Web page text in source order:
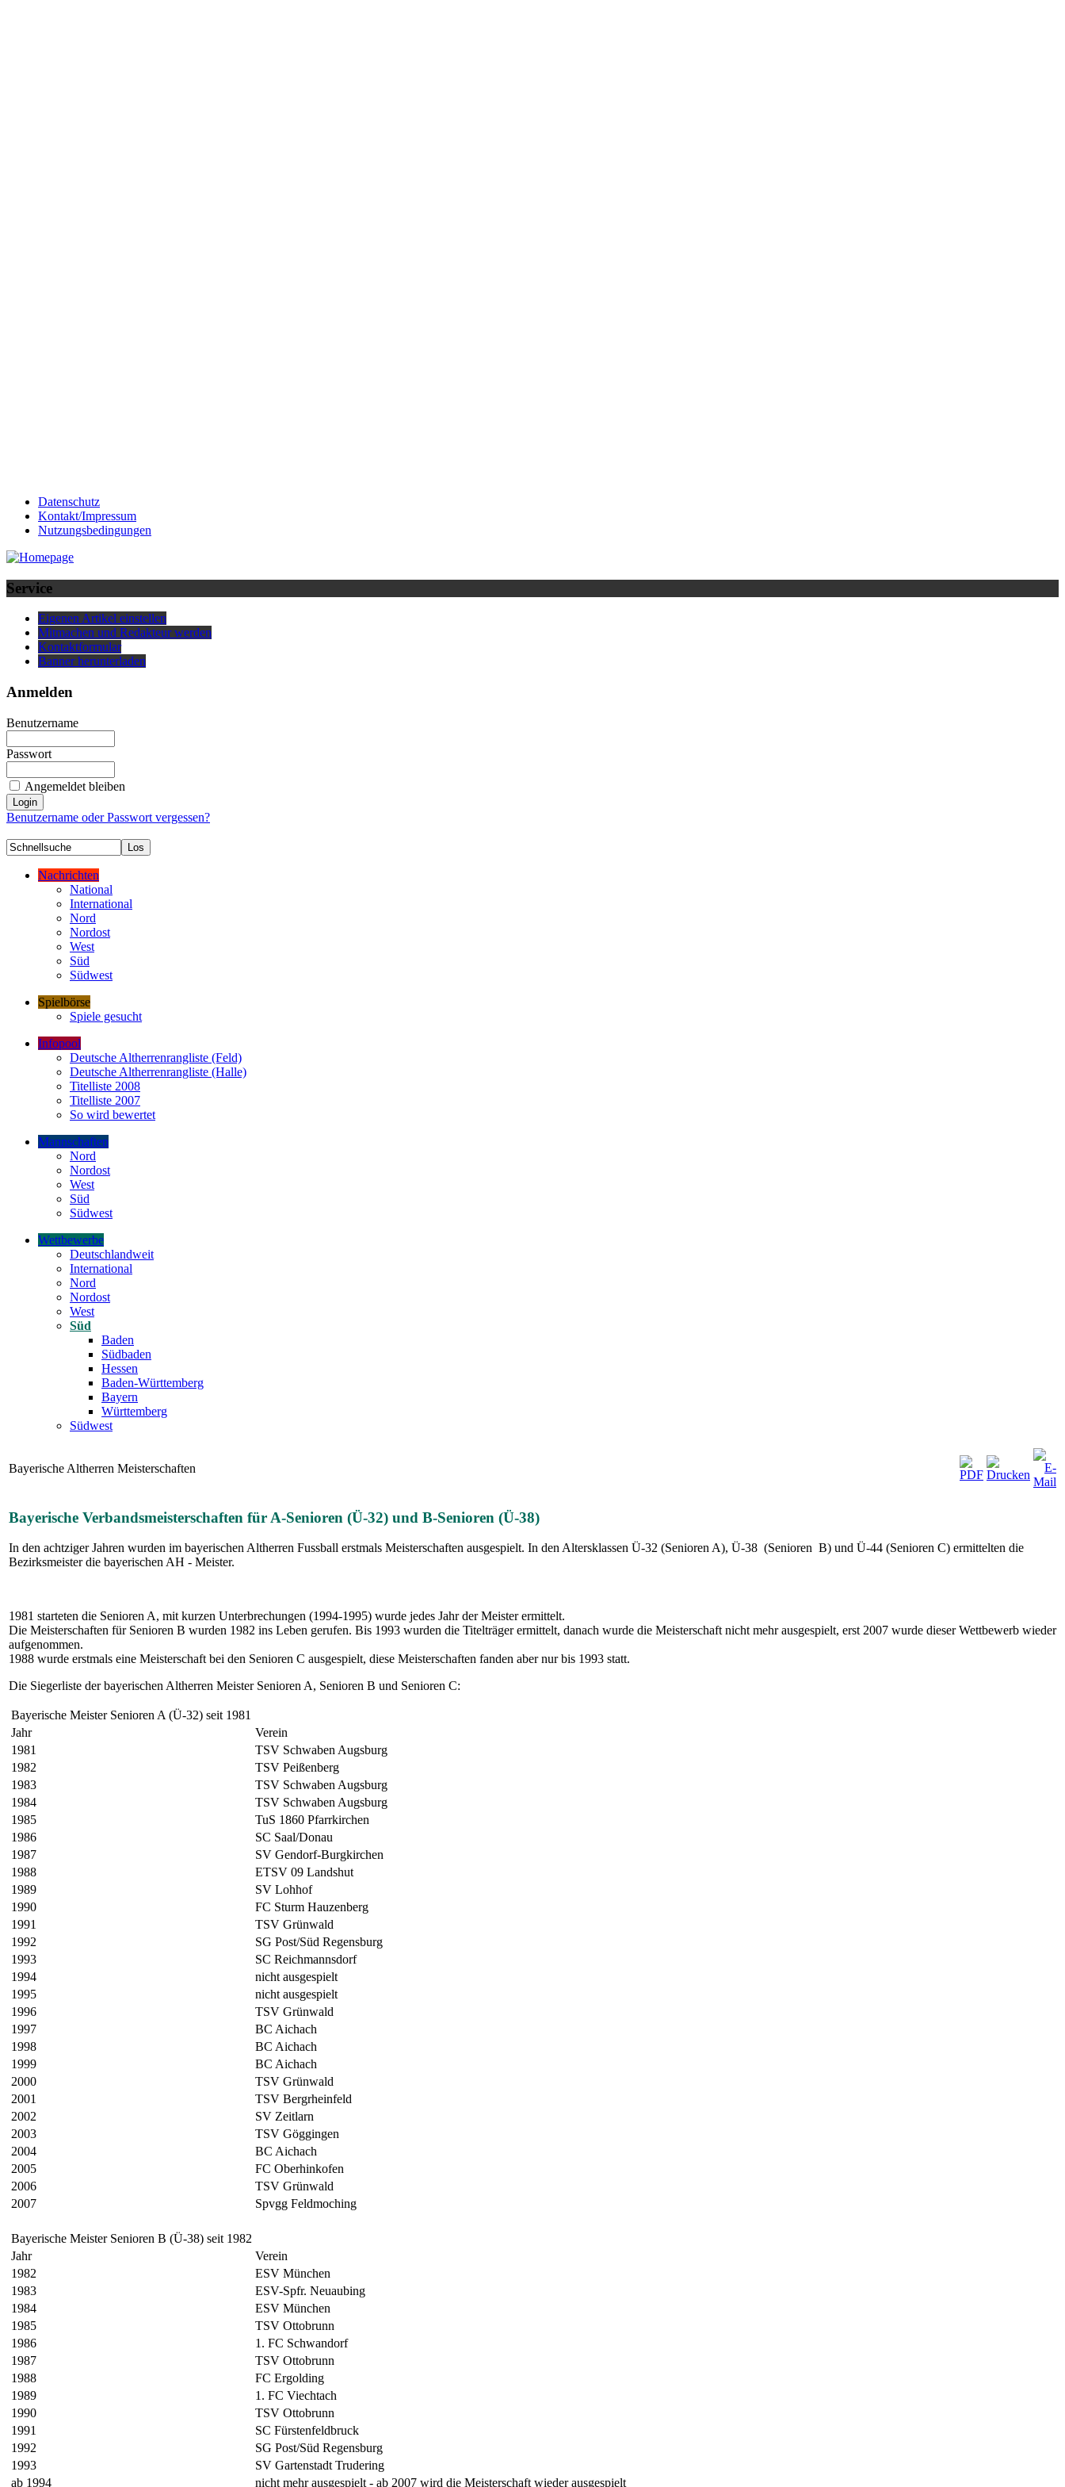
Datenschutz
Kontakt/Impressum
Nutzungsbedingungen
Service
Eigenen Artikel einstellen
Mitmachen und Redakteur werden
Kontaktformular
Banner herunterladen
Anmelden
Benutzername
Passwort
Angemeldet bleiben
Benutzername oder Passwort vergessen?
Nachrichten
National
International
Nord
Nordost
West
Süd
Südwest
Spielbörse
Spiele gesucht
Infopool
Deutsche Altherrenrangliste (Feld)
Deutsche Altherrenrangliste (Halle)
Titelliste 2008
Titelliste 2007
So wird bewertet
Mannschaften
Nord
Nordost
West
Süd
Südwest
Wettbewerbe
Deutschlandweit
International
Nord
Nordost
West
Süd
Baden
Südbaden
Hessen
Baden-Württemberg
Bayern
Württemberg
Südwest
Bayerische Altherren Meisterschaften
Bayerische Verbandsmeisterschaften für A-Senioren (Ü-32) und B-Senioren (Ü-38)
In den achtziger Jahren wurden im bayerischen Altherren Fussball erstmals Meisterschaften ausgespielt. In den Altersklassen Ü-32 (Senioren A), Ü-38 (Senioren B) und Ü-44 (Senioren C) ermittelten die
Bezirksmeister die bayerischen AH - Meister.
1981 starteten die Senioren A, mit kurzen Unterbrechungen (1994-1995) wurde jedes Jahr der Meister ermittelt.
Die Meisterschaften für Senioren B wurden 1982 ins Leben gerufen. Bis 1993 wurden die Titelträger ermittelt, danach wurde die Meisterschaft nicht mehr ausgespielt, erst 2007 wurde dieser Wettbewerb wieder
aufgenommen.
1988 wurde erstmals eine Meisterschaft bei den Senioren C ausgespielt, diese Meisterschaften fanden aber nur bis 1993 statt.
Die Siegerliste der bayerischen Altherren Meister Senioren A, Senioren B und Senioren C:
Bayerische Meister Senioren A (Ü-32) seit 1981
Jahr
Verein
1981
TSV Schwaben Augsburg
1982
TSV Peißenberg
1983
TSV Schwaben Augsburg
1984
TSV Schwaben Augsburg
1985
TuS 1860 Pfarrkirchen
1986
SC Saal/Donau
1987
SV Gendorf-Burgkirchen
1988
ETSV 09 Landshut
1989
SV Lohhof
1990
FC Sturm Hauzenberg
1991
TSV Grünwald
1992
SG Post/Süd Regensburg
1993
SC Reichmannsdorf
1994
nicht ausgespielt
1995
nicht ausgespielt
1996
TSV Grünwald
1997
BC Aichach
1998
BC Aichach
1999
BC Aichach
2000
TSV Grünwald
2001
TSV Bergrheinfeld
2002
SV Zeitlarn
2003
TSV Göggingen
2004
BC Aichach
2005
FC Oberhinkofen
2006
TSV Grünwald
2007
Spvgg Feldmoching
Bayerische Meister Senioren B (Ü-38) seit 1982
Jahr
Verein
1982
ESV München
1983
ESV-Spfr. Neuaubing
1984
ESV München
1985
TSV Ottobrunn
1986
1. FC Schwandorf
1987
TSV Ottobrunn
1988
FC Ergolding
1989
1. FC Viechtach
1990
TSV Ottobrunn
1991
SC Fürstenfeldbruck
1992
SG Post/Süd Regensburg
1993
SV Gartenstadt Trudering
ab 1994
nicht mehr ausgespielt - ab 2007 wird die Meisterschaft wieder ausgespielt